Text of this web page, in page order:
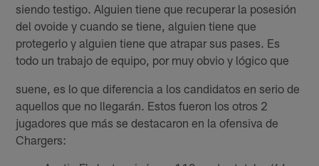
siendo testigo. Alguien tiene que recuperar la posesión
del ovoide y cuando se tiene, alguien tiene que
protegerlo y alguien tiene que atrapar sus pases. Es
todo un trabajo de equipo, por muy obvio y lógico que
suene, es lo que diferencia a los candidatos en serio de
aquellos que no llegarán. Estos fueron los otros 2
jugadores que más se destacaron en la ofensiva de
Chargers: